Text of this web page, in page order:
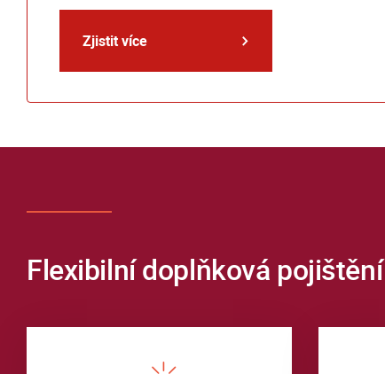
Zjistit více
Flexibilní doplňková pojištění